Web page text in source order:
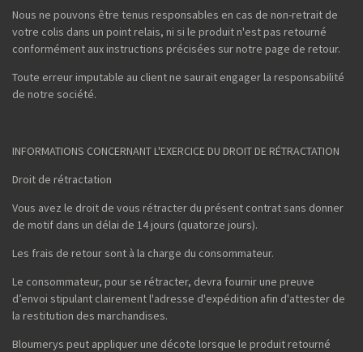
Nous ne pouvons être tenus responsables en cas de non-retrait de
votre colis dans un point relais, ni si le produit n'est pas retourné
conformément aux instructions précisées sur notre page de retour.
Toute erreur imputable au client ne saurait engager la responsabilité
de notre société.
INFORMATIONS CONCERNANT L'EXERCICE DU DROIT DE RÉTRACTATION
Droit de rétractation
Vous avez le droit de vous rétracter du présent contrat sans donner
de motif dans un délai de 14 jours (quatorze jours).
Les frais de retour sont à la charge du consommateur.
Le consommateur, pour se rétracter, devra fournir une preuve
d’envoi stipulant clairement l'adresse d'expédition afin d'attester de
la restitution des marchandises.
Bloumerys peut appliquer une décote lorsque le produit retourné